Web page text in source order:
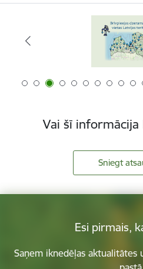
Vai šī informācija
Sniegt
Esi pirmais,
Saņem iknedēļas aktualitātes